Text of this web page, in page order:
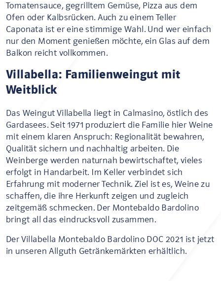
Tomatensauce, gegrilltem Gemüse, Pizza aus dem
Ofen oder Kalbsrücken. Auch zu einem Teller
Caponata ist er eine stimmige Wahl. Und wer einfach
nur den Moment genießen möchte, ein Glas auf dem
Balkon reicht vollkommen.
Villabella: Familienweingut mit
Weitblick
Das Weingut Villabella liegt in Calmasino, östlich des
Gardasees. Seit 1971 produziert die Familie hier Weine
mit einem klaren Anspruch: Regionalität bewahren,
Qualität sichern und nachhaltig arbeiten. Die
Weinberge werden naturnah bewirtschaftet, vieles
erfolgt in Handarbeit. Im Keller verbindet sich
Erfahrung mit moderner Technik. Ziel ist es, Weine zu
schaffen, die ihre Herkunft zeigen und zugleich
zeitgemäß schmecken. Der Montebaldo Bardolino
bringt all das eindrucksvoll zusammen.
Der Villabella Montebaldo Bardolino DOC 2021 ist jetzt
in unseren Allguth Getränkemärkten erhältlich.